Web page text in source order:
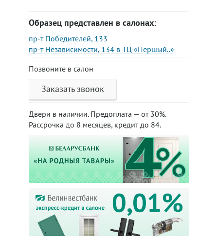
Образец представлен в салонах:
пр-т Победителей, 133
пр-т Независимости, 134 в ТЦ «Першый..»
Позвоните в салон
Заказать звонок
Двери в наличии. Предоплата — от 30%.
Рассрочка до 8 месяцев, кредит до 84.